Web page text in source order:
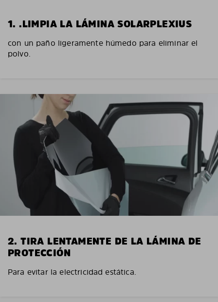
1. .LIMPIA LA LÁMINA SOLARPLEXIUS
con un paño ligeramente húmedo para eliminar el
polvo.
2. TIRA LENTAMENTE DE LA LÁMINA DE
PROTECCIÓN
Para evitar la electricidad estática.